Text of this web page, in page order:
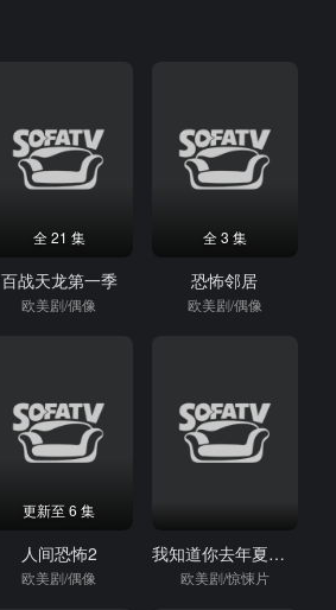
全 21 集
百战天龙第一季
欧美剧/偶像
全 3 集
恐怖邻居
欧美剧/偶像
更新至 6 集
人间恐怖2
欧美剧/偶像
我知道你去年夏天干了什么
欧美剧/惊悚片